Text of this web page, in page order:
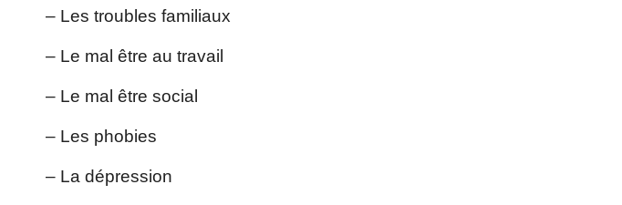
– Les troubles familiaux
– Le mal être au travail
– Le mal être social
– Les phobies
– La dépression